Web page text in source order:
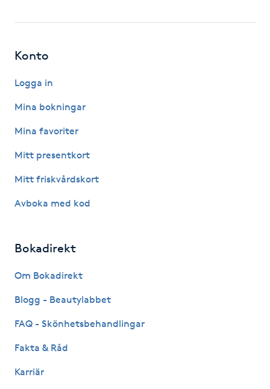
HIFU
Hot Stone Massage
Hot yoga
Hyaluronsyra
Hyperhidros
Konto
Logga in
Mina bokningar
Mina favoriter
Mitt presentkort
Mitt friskvårdskort
Avboka med kod
Bokadirekt
Om Bokadirekt
Blogg - Beautylabbet
FAQ - Skönhetsbehandlingar
Fakta & Råd
Karriär